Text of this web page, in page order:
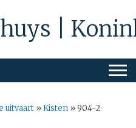
|
uitvaart »Kisten »904-2